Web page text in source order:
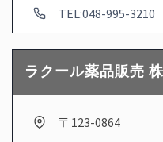
TEL:048-995-3210
ラクール薬品販売
〒123-0864